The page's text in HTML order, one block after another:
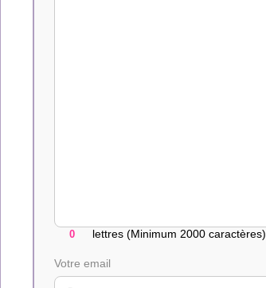
lettres (Minimum 2000 caractères)
Votre email